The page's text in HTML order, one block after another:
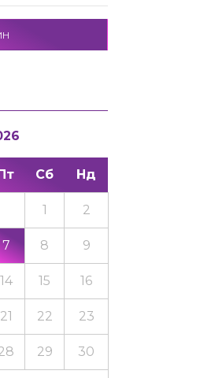
Сб Нд
1 2
7 8 9
14 15 16
21 22 23
29 30